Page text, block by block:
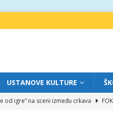
USTANOVE KULTURE
od igre” na sceni između crkava